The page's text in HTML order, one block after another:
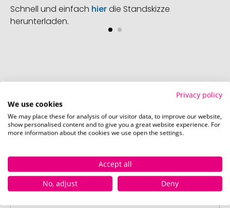
Schnell und einfach hierdie Standskizze
herunterladen.
So einfach bestellen Sie Ihre Werbeartikel bei
Pinkcube
Privacy policy
We use cookies
We may place these for analysis of our visitor data, to improve our website,
show personalised content and to give you a great website experience. For
more information about the cookies we use open the settings.
Accept all
No, adjust
Deny